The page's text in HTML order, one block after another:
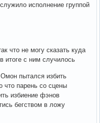
исполнение группой
что не могу сказать куда
итоге с ним случилось
пытался избить
что парень со сцены
избиение фэнов
бегством в ложу